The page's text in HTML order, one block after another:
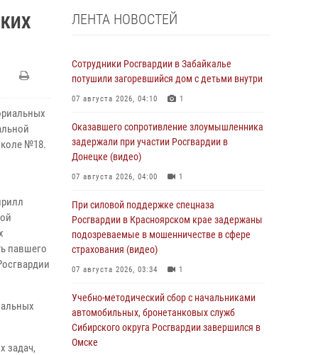
№18.
павшего
задач,
ЛЕНТА НОВОСТЕЙ
Сотрудники Росгвардии в Забайкалье
потушили загоревшийся дом с детьми внутри
07 августа 2026, 04:10 1
Оказавшего сопротивление злоумышленника
задержали при участии Росгвардии в
Донецке (видео)
07 августа 2026, 04:00 1
При силовой поддержке спецназа
Росгвардии в Красноярском крае задержаны
подозреваемые в мошенничестве в сфере
страхования (видео)
07 августа 2026, 03:34 1
Учебно-методический сбор с начальниками
автомобильных, бронетанковых служб
Сибирского округа Росгвардии завершился в
Омске